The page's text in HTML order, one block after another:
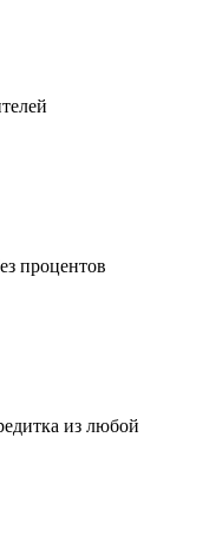
процентов
из любой